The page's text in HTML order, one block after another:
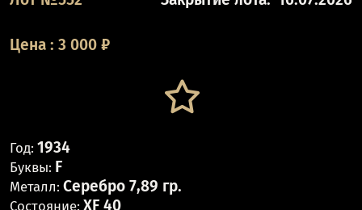
Цена : 3 000 ₽
Год: 1934
Буквы: F
Металл: Серебро 7,89 гр.
Состояние: XF 40